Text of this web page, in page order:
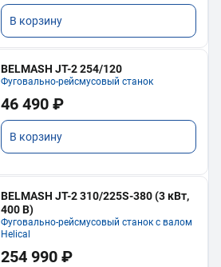
В корзину
BELMASH JT-2 254/120
Фуговально-рейсмусовый станок
46 490 ₽
В корзину
BELMASH JT-2 310/225S-380 (3 кВт,
400 В)
Фуговально-рейсмусовый станок с валом
Helical
254 990 ₽